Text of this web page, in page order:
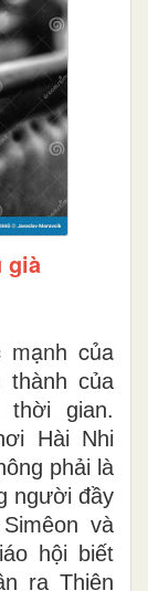
già
của
thành của
thời gian.
Hài Nhi
phải là
người đầy
và
hội biết
raThiên